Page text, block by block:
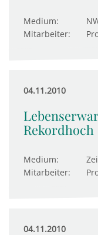
Medium:
Mitarbeiter:
04.11.2010
Rekordhoch
Medium:
Mitarbeiter:
04.11.2010